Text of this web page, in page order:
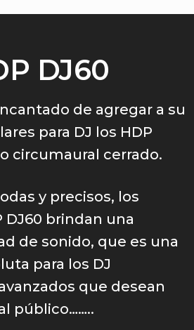
DJ60
de agregar a su
para DJ los HDP
circumaural cerrado.
y precisos, los
DJ60 brindan una
de sonido, que es una
para los DJ
que desean
público……..